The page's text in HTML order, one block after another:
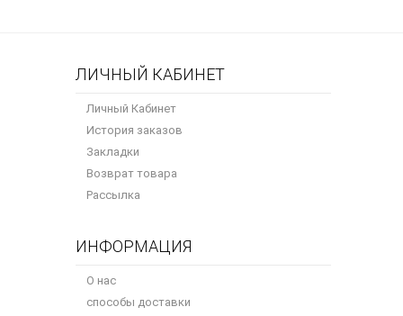
ЛИЧНЫЙ КАБИНЕТ
Личный Кабинет
История заказов
Закладки
Возврат товара
Рассылка
ИНФОРМАЦИЯ
О нас
способы доставки